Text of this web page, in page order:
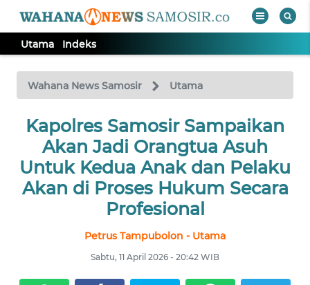
Utama Indeks
Wahana News Samosir Utama
Kapolres Samosir Sampaikan
Akan Jadi Orangtua Asuh
Untuk Kedua Anak dan Pelaku
Akan di Proses Hukum Secara
Profesional
Petrus Tampubolon - Utama
Sabtu, 11 April 2026 - 20:42 WIB
TV
Tutup
UTAMA
Informasi
INDEKS